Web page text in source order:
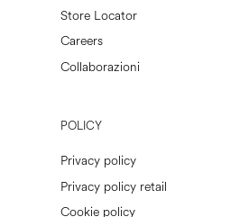
Store Locator
Careers
Collaborazioni
POLICY
Privacy policy
Privacy policy retail
Cookie policy